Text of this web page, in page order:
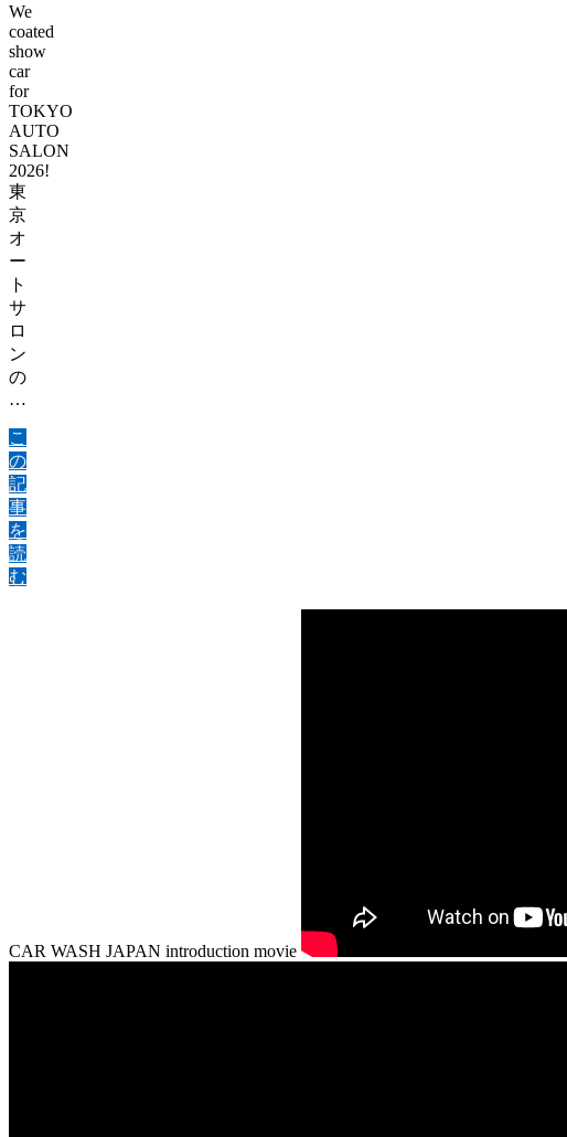
We
coated
show
car
for
TOKYO
AUTO
SALON
2026!
東
京
オ
ー
ト
サ
ロ
ン
の
…
こ
の
記
事
を
読
む
CAR WASH JAPAN introduction movie